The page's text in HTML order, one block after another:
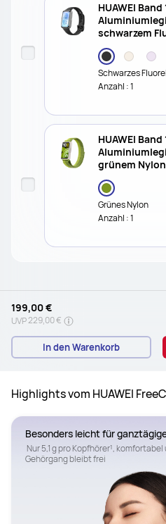
HUAWEI
schwarzem
Schwarzes
Anzahl :1
HUAWEI
grünem
Grünes Nylon
Anzahl :1
199,00 €
UVP229,00 €
In den Warenkorb
Highlights vom HUAWEI
Besonders leicht für
Nur 5,1 g⁠ pro Kopfhörer¹,
Gehörgang bleibt frei